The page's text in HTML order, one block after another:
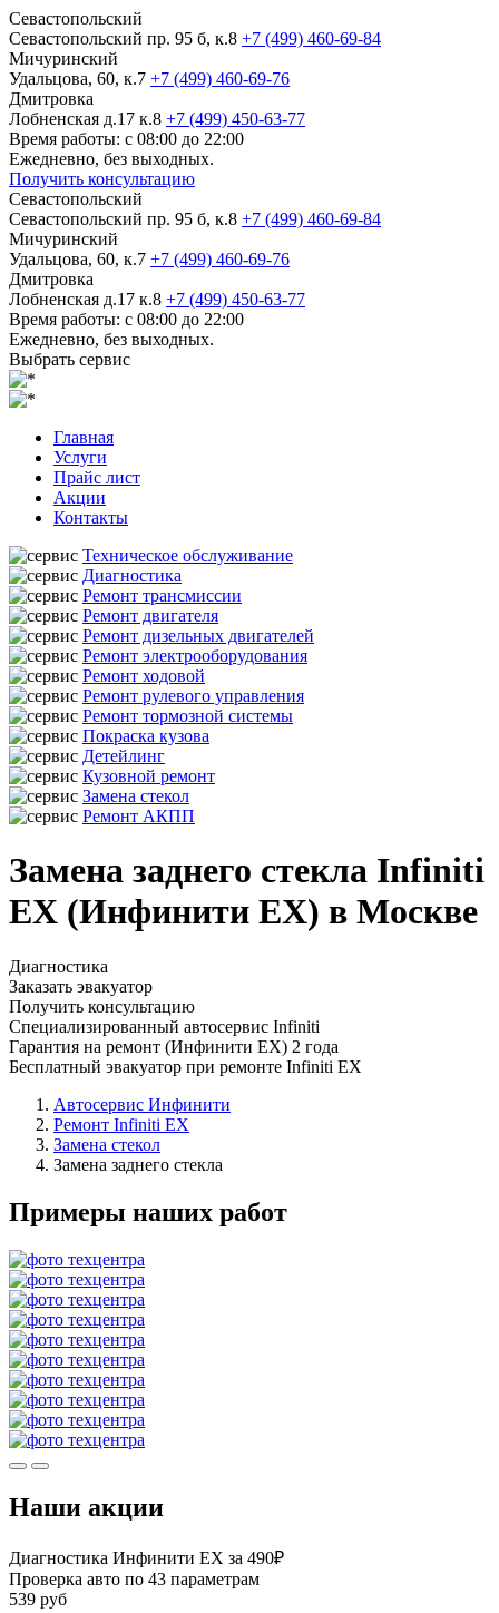
Севастопольский
Севастопольский пр. 95 б, к.8 +7 (499) 460-69-84
Мичуринский
Удальцова, 60, к.7 +7 (499) 460-69-76
Дмитровка
Лобненская д.17 к.8 +7 (499) 450-63-77
Время работы: с 08:00 до 22:00
Ежедневно, без выходных.
Получить консультацию
Севастопольский
Севастопольский пр. 95 б, к.8 +7 (499) 460-69-84
Мичуринский
Удальцова, 60, к.7 +7 (499) 460-69-76
Дмитровка
Лобненская д.17 к.8 +7 (499) 450-63-77
Время работы: с 08:00 до 22:00
Ежедневно, без выходных.
Выбрать сервис
Главная
Услуги
Прайс лист
Акции
Контакты
Техническое обслуживание
Диагностика
Ремонт трансмиссии
Ремонт двигателя
Ремонт дизельных двигателей
Ремонт электрооборудования
Ремонт ходовой
Ремонт рулевого управления
Ремонт тормозной системы
Покраска кузова
Детейлинг
Кузовной ремонт
Замена стекол
Ремонт АКПП
Замена заднего стекла Infiniti
EX (Инфинити ЕХ) в Москве
Диагностика
Заказать эвакуатор
Получить консультацию
Специализированный автосервис Infiniti
Гарантия на ремонт (Инфинити ЕХ) 2 года
Бесплатный эвакуатор при ремонте Infiniti EX
Автосервис Инфинити
Ремонт Infiniti EX
Замена стекол
Замена заднего стекла
Примеры наших работ
Наши акции
Диагностика Инфинити ЕХ за 490₽
Проверка авто по 43 параметрам
539 руб